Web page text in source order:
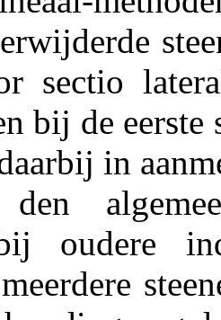
sectio
bij de
in
oudere